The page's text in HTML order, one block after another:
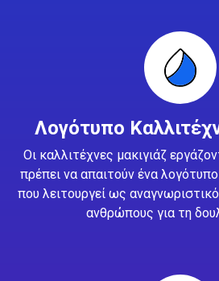
Λογότυπο
Οι καλλιτέχνες μακιγιάζ
πρέπει να απαιτούν ένα
που λειτουργεί ως
ανθρώπους για τη